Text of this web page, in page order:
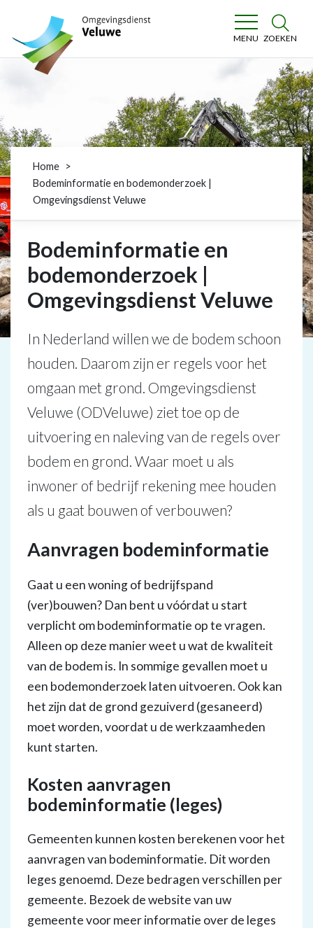
Omgevingsdienst Veluwe
MENU ZOEKEN
Home
Bodeminformatie en bodemonderzoek |
Omgevingsdienst Veluwe
Bodeminformatie en
bodemonderzoek |
Omgevingsdienst Veluwe
In Nederland willen we de bodem schoon
houden. Daarom zijn er regels voor het
omgaan met grond. Omgevingsdienst
Veluwe (ODVeluwe) ziet toe op de
uitvoering en naleving van de regels over
bodem en grond. Waar moet u als
inwoner of bedrijf rekening mee houden
als u gaat bouwen of verbouwen?
Aanvragen bodeminformatie
Gaat u een woning of bedrijfspand
(ver)bouwen? Dan bent u vóórdat u start
verplicht om bodeminformatie op te vragen.
Alleen op deze manier weet u wat de kwaliteit
van de bodem is. In sommige gevallen moet u
een bodemonderzoek laten uitvoeren. Ook kan
het zijn dat de grond gezuiverd (gesaneerd)
moet worden, voordat u de werkzaamheden
kunt starten.
Kosten aanvragen
bodeminformatie (leges)
Gemeenten kunnen kosten berekenen voor het
aanvragen van bodeminformatie. Dit worden
leges genoemd. Deze bedragen verschillen per
gemeente. Bezoek de website van uw
gemeente voor meer informatie over de leges